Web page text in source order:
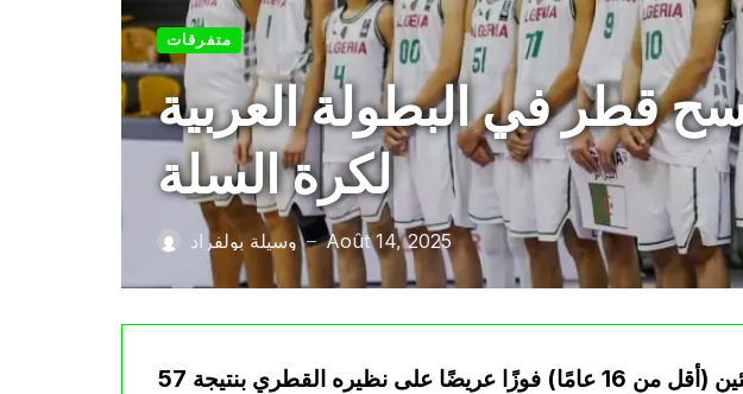
متفرقات
قطر في البطولة العربية
لكرة السلة
وسيلة بولفراد — Août 14, 2025
حقق المنتخب الجزائري للناشئين (أقل من 16 عامًا) فوزًا عريضًا على نظيره القطري بنتيجة 57